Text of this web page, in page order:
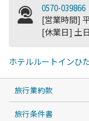
0570-039866
[営業時間]
[休業日] 土
ホテルルートインひ
旅行業約款
旅行条件書